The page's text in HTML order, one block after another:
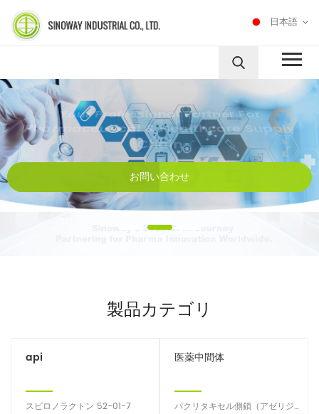
日本語
お問い合わせ
Your Professional Partner For
Pharmaceutical & Healthcare Supply
Chain
お問い合わせ
CDMO Services
お問い合わせ
製品カテゴリ
api
スピロノラクトン 52-01-7
医薬中間体
パクリタキセル側鎖（アゼリジノン）1-ベンゾイル-3-（1-エトキシエトキシ）-4-フェニル-2-アゼチジノン201856-53-3